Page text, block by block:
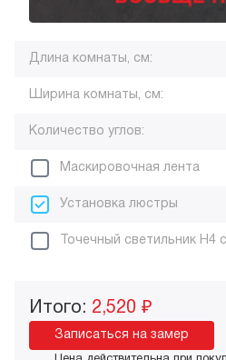
Длина комнаты, см:
Ширина комнаты, см:
Количество углов:
Маскировочная лента
Установка люстры
Точечный светильник H4
Итого: 2,520 ₽
Записаться на замер